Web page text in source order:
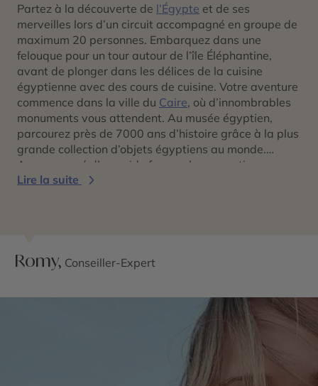
Partez à la découverte de l’Égypte et de ses
merveilles lors d’un circuit accompagné en groupe de
maximum 20 personnes. Embarquez dans une
felouque pour un tour autour de l’île Éléphantine,
avant de plonger dans les délices de la cuisine
égyptienne avec des cours de cuisine. Votre aventure
commence dans la ville du Caire, où d’innombrables
monuments vous attendent. Au musée égyptien,
parcourez près de 7000 ans d’histoire grâce à la plus
grande collection d’objets égyptiens au monde.
Accompagné d’un guide francophone, continuez vers
Louxor, une ville du sud de l’Égypte divisée en deux
de Gizeh, survivantes des sept merveilles du monde
antique, vous attendent également. Imprégnez-vous
et du temple de Kom Ombo. Poursuivez votre périple
jusqu’à Assouan, où vous découvrirez le majestueux
temple de Philae, situé sur l’île d’Agilika.
Lire la suite
Romy, Conseiller-Expert